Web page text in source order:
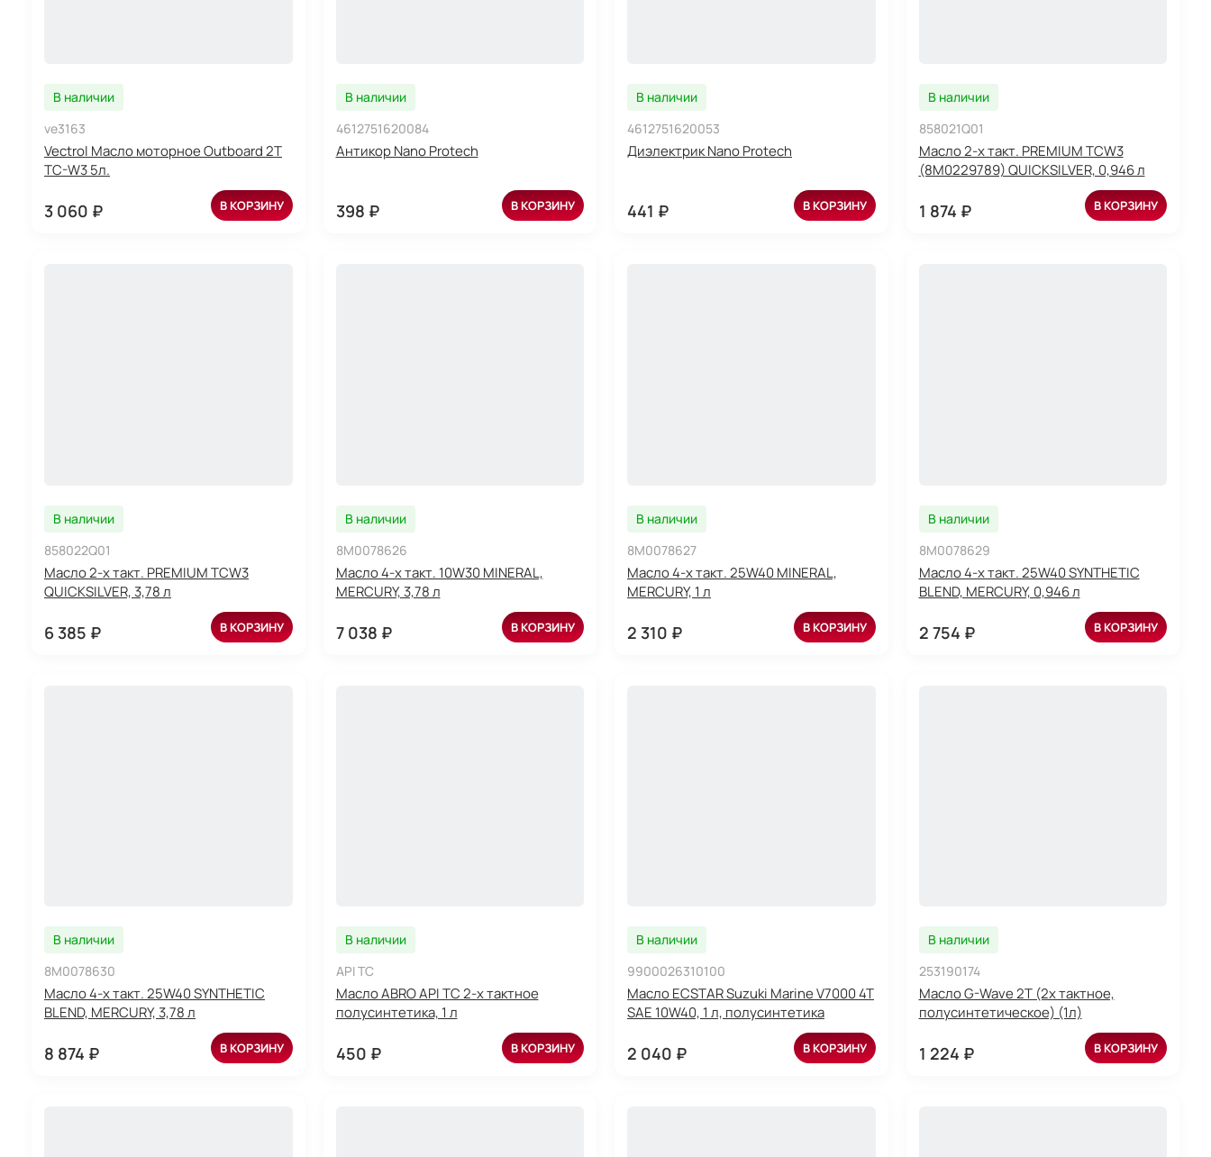
В наличии
ve3163
Vectrol Масло моторное Outboard 2T
TC-W3 5л.
3 060 ₽ В КОРЗИНУ
В наличии
4612751620084
Антикор Nano Protech
398 ₽ В КОРЗИНУ
В наличии
4612751620053
Диэлектрик Nano Protech
441 ₽ В КОРЗИНУ
В наличии
858021Q01
Масло 2-х такт. PREMIUM TCW3
(8M0229789) QUICKSILVER, 0,946 л
1 874 ₽ В КОРЗИНУ
В наличии
858022Q01
Масло 2-х такт. PREMIUM TCW3
QUICKSILVER, 3,78 л
6 385 ₽ В КОРЗИНУ
В наличии
8M0078626
Масло 4-х такт. 10W30 MINERAL,
MERCURY, 3,78 л
7 038 ₽ В КОРЗИНУ
В наличии
8M0078627
Масло 4-х такт. 25W40 MINERAL,
MERCURY, 1 л
2 310 ₽ В КОРЗИНУ
В наличии
8M0078629
Масло 4-х такт. 25W40 SYNTHETIC
BLEND, MERCURY, 0,946 л
2 754 ₽ В КОРЗИНУ
В наличии
8M0078630
Масло 4-х такт. 25W40 SYNTHETIC
BLEND, MERCURY, 3,78 л
8 874 ₽ В КОРЗИНУ
В наличии
API TC
Масло ABRO API TC 2-х тактное
полусинтетика, 1 л
450 ₽ В КОРЗИНУ
В наличии
9900026310100
Масло ECSTAR Suzuki Marine V7000 4T
SAE 10W40, 1 л, полусинтетика
2 040 ₽ В КОРЗИНУ
В наличии
253190174
Масло G-Wave 2T (2х тактное,
полусинтетическое) (1л)
1 224 ₽ В КОРЗИНУ